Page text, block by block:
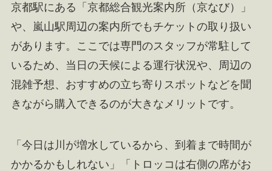
京都駅にある「京都総合観光案内所（京なび）」
や、嵐山駅周辺の案内所でもチケットの取り扱い
があります。ここでは専門のスタッフが常駐して
いるため、当日の天候による運行状況や、周辺の
混雑予想、おすすめの立ち寄りスポットなどを聞
きながら購入できるのが大きなメリットです。
「今日は川が増水しているから、到着まで時間が
かかるかもしれない」「トロッコは右側の席がお